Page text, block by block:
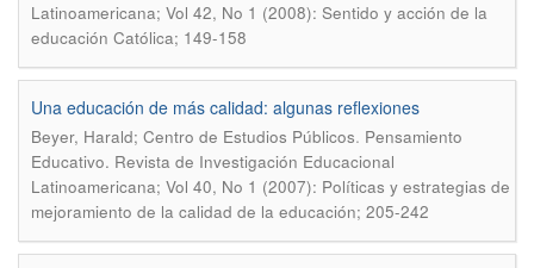
Latinoamericana; Vol 42, No 1 (2008): Sentido y acción de la
educación Católica; 149-158
Una educación de más calidad: algunas reflexiones
Beyer, Harald; Centro de Estudios Públicos. Pensamiento
Educativo. Revista de Investigación Educacional
Latinoamericana; Vol 40, No 1 (2007): Políticas y estrategias de
mejoramiento de la calidad de la educación; 205-242